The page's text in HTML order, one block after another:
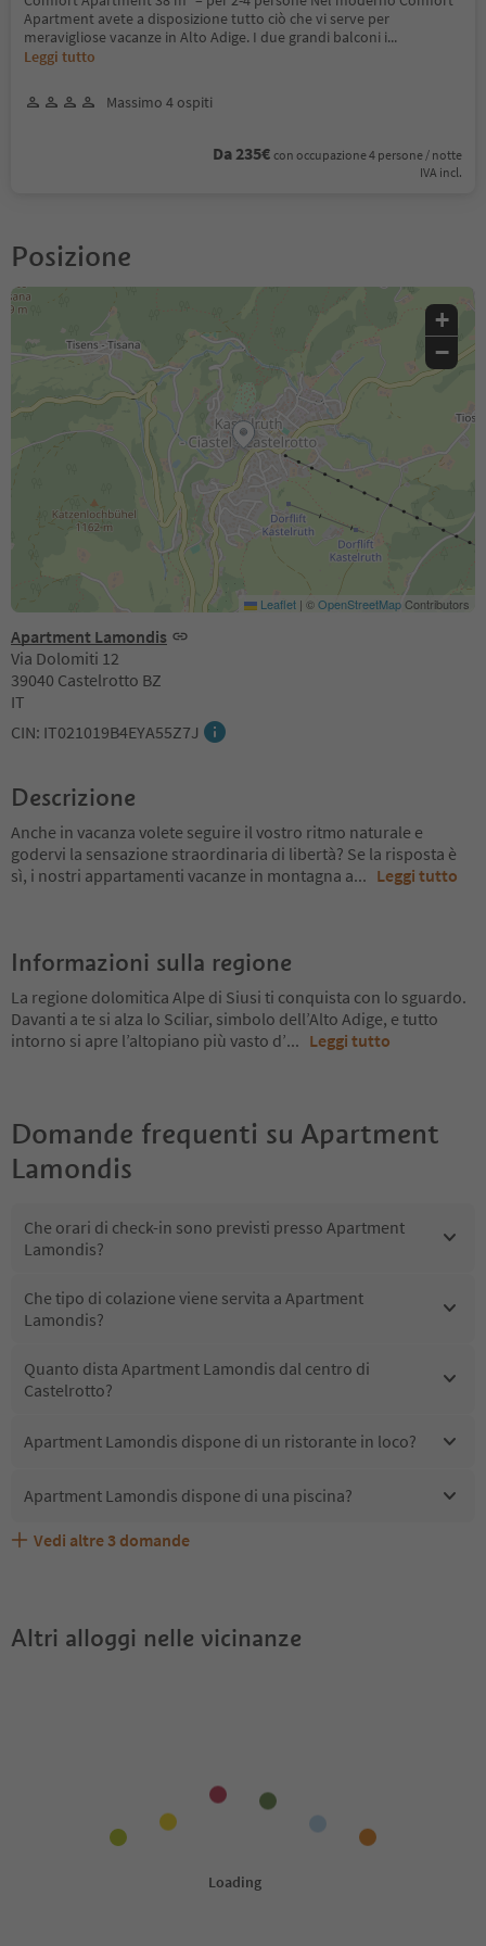
Apartment avete a disposizione tutto ciò che vi serve per
meravigliose vacanze in Alto Adige. I due grandi balconi i...
Leggi tutto
Massimo 4 ospiti
Da 235€ con occupazione 4 persone / notte
IVA incl.
Posizione
Apartment Lamondis
Via Dolomiti 12
39040 Castelrotto BZ
IT
CIN: IT021019B4EYA55Z7J
+
−
Leaflet | ©OpenStreetMapContributors
Descrizione
Anche in vacanza volete seguire il vostro ritmo naturale e
godervi la sensazione straordinaria di libertà? Se la risposta è
sì, i nostri appartamenti vacanze in montagna a... Leggi tutto
Informazioni sulla regione
La regione dolomitica Alpe di Siusi ti conquista con lo sguardo.
Davanti a te si alza lo Sciliar, simbolo dell’Alto Adige, e tutto
intorno si apre l’altopiano più vasto d’... Leggi tutto
Domande frequenti su Apartment
Lamondis
Che orari di check-in sono previsti presso Apartment
Lamondis?
Che tipo di colazione viene servita a Apartment
Lamondis?
Quanto dista Apartment Lamondis dal centro di
Castelrotto?
Apartment Lamondis dispone di un ristorante in loco?
Apartment Lamondis dispone di una piscina?
Apartment Lamondis accetta animali domestici?
Quali servizi/attività sono disponibili presso Apartment
Gli ospiti di Apartment Lamondis ricevono l'Alto Adige
Vedi altre 3 domande
Altri alloggi nelle vicinanze